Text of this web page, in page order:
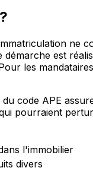
ne
démarche est
les
code APE
pourraient
l'immobilier
divers